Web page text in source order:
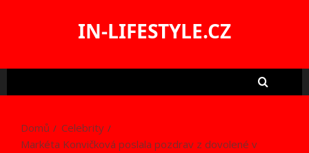
IN-LIFESTYLE.CZ
Domů
Celebrity
Markéta Konvičková poslala pozdrav z dovolené v